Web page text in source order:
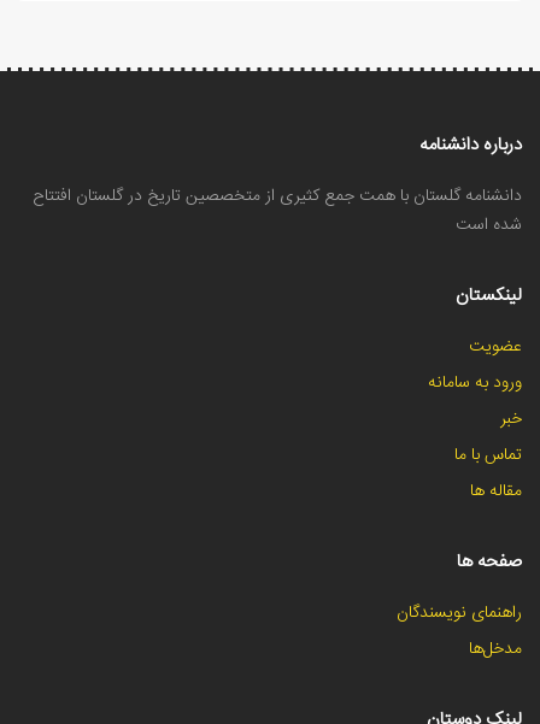
درباره دانشنامه
دانشنامه گلستان با همت جمع کثیری از متخصصین تاریخ در گلستان افتتاح
شده است
لینکستان
عضویت
ورود به سامانه
خبر
تماس با ما
مقاله ها
صفحه ها
راهنمای نویسندگان
مدخل‌ها